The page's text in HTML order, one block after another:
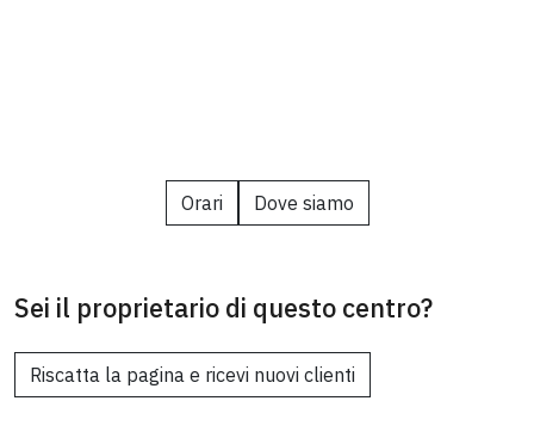
Orari Dove siamo
Sei il proprietario di questo centro?
Riscatta la pagina e ricevi nuovi clienti